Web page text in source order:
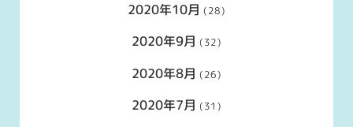
2020年10月 (28)
2020年9月 (32)
2020年8月 (26)
2020年7月 (31)